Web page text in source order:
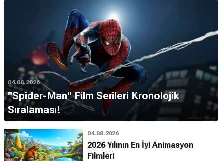
04.08.2026
''Spider-Man'' Film Serileri Kronolojik
Sıralaması!
04.08.2026
2026 Yılının En İyi Animasyon
Filmleri